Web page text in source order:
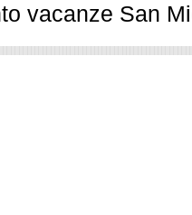
vacanze San